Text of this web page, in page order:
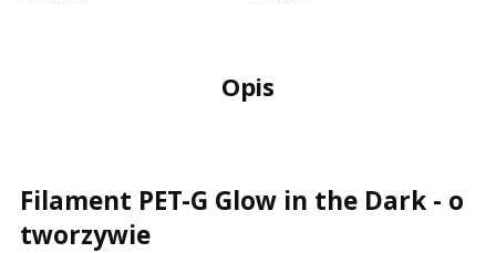
Opis
Filament PET-G Glow in the Dark - o
tworzywie